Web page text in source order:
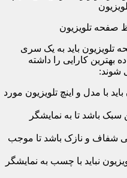
صفحه تلویزیون
تلویزیون باید به یک سری
بهترین کارایی را داشته
شوند:
با مدل و اینچ تلویزیون مورد
سبک باشد تا به نمایشگر
شفاف و نازک باشد تا موجب
نباید با چسب به نمایشگر